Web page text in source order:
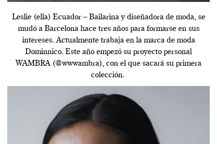
Leslie (ella) Ecuador – Bailarina y diseñadora de moda, se
mudó a Barcelona hace tres años para formarse en sus
intereses. Actualmente trabaja en la marca de moda
Dominnico. Este año empezó su proyecto personal
WAMBRA (@wwwambra), con el que sacará su primera
colección.